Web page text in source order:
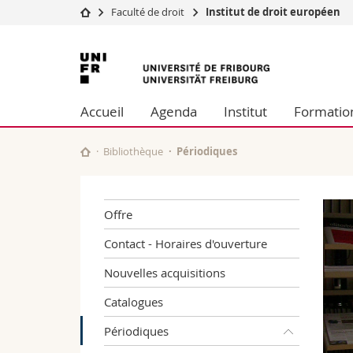
Université
Recherche
Université
Formation continue
Sciences
Lettres et
Faculté de droit Institut de droit européen
Université
de
Fribourg
Accueil Agenda Institut
Bibliothèque Périodiques
Offre
Contact - Horaires d'ouverture
Nouvelles acquisitions
Catalogues
Périodiques